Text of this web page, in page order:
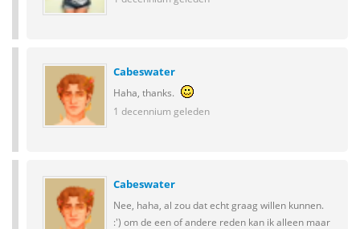
Cabeswater
Haha, thanks.
1 decennium geleden
Cabeswater
Nee, haha, al zou dat echt graag willen kunnen.
:') om de een of andere reden kan ik alleen maar